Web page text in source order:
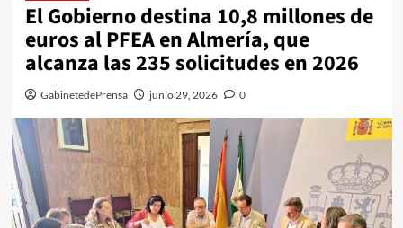
El Gobierno destina 10,8 millones de
euros al PFEA en Almería, que
alcanza las 235 solicitudes en 2026
GabinetedePrensa junio 29, 2026 0